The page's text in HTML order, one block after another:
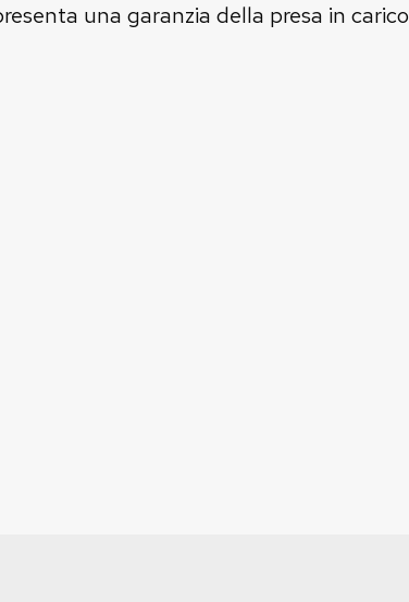
una garanzia della presa in carico